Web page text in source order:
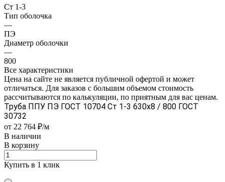
Ст 1-3
Тип оболочка
—
ПЭ
Диаметр оболочки
—
800
Все характеристики
Цена на сайте не является публичной офертой и может
отличаться. Для заказов с большим объемом стоимость
рассчитываются по калькуляции, по приятным для вас ценам.
Труба ППУ ПЭ ГОСТ 10704 Ст 1-3 630x8 / 800 ГОСТ
30732
от 22 764 ₽/м
В наличии
В корзину
Купить в 1 клик